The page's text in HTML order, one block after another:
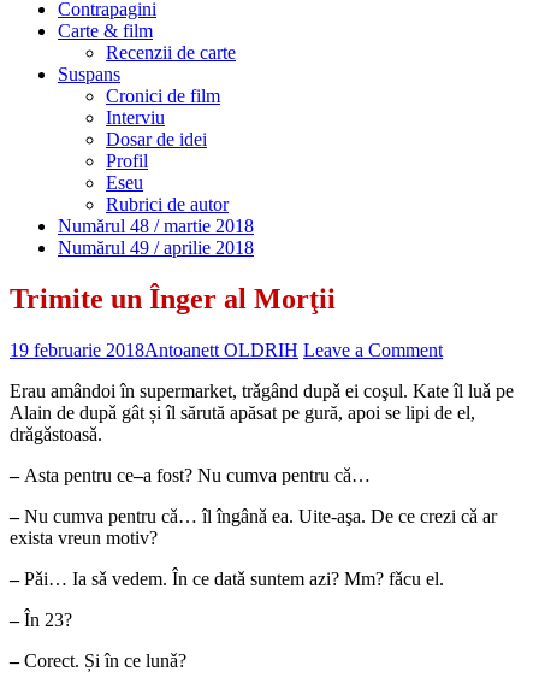
Contrapagini
Carte & film
Recenzii de carte
Suspans
Cronici de film
Interviu
Dosar de idei
Profil
Eseu
Rubrici de autor
Numărul 48 / martie 2018
Numărul 49 / aprilie 2018
Trimite un Înger al Morţii
19 februarie 2018Antoanett OLDRIH Leave a Comment
Erau amândoi în supermarket, trǎgând dupǎ ei coşul. Kate îl luǎ pe
Alain de dupǎ gât și îl sărută apăsat pe gură, apoi se lipi de el,
drǎgǎstoasǎ.
– Asta pentru ce–a fost? Nu cumva pentru cǎ…
–Nu cumva pentru cǎ… îl îngânǎ ea. Uite-aşa. De ce crezi cǎ ar
exista vreun motiv?
–Pǎi… Ia sǎ vedem. În ce datǎ suntem azi? Mm? fǎcu el.
–În 23?
–Corect. Și în ce lunǎ?